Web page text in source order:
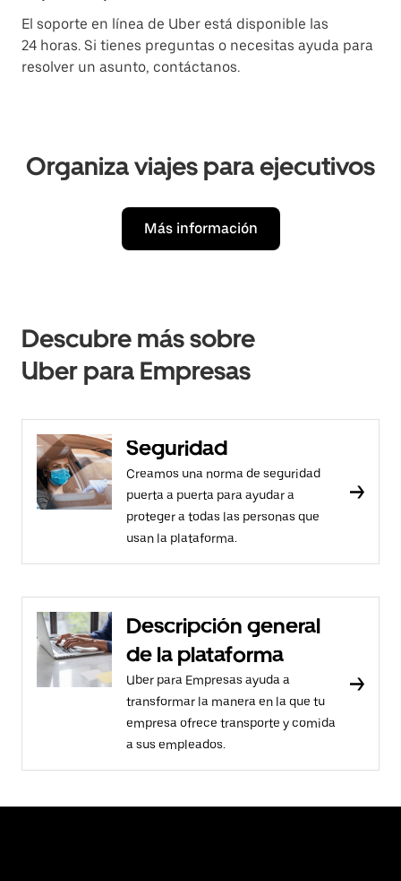
El soporte en línea de Uber está disponible las
24 horas. Si tienes preguntas o necesitas ayuda para
resolver un asunto, contáctanos.
Organiza viajes para ejecutivos
Más información
Descubre más sobre
Uber para Empresas
Seguridad
Creamos una norma de seguridad
puerta a puerta para ayudar a
proteger a todas las personas que
usan la plataforma.
Descripción general
de la plataforma
Uber para Empresas ayuda a
transformar la manera en la que tu
empresa ofrece transporte y comida
a sus empleados.